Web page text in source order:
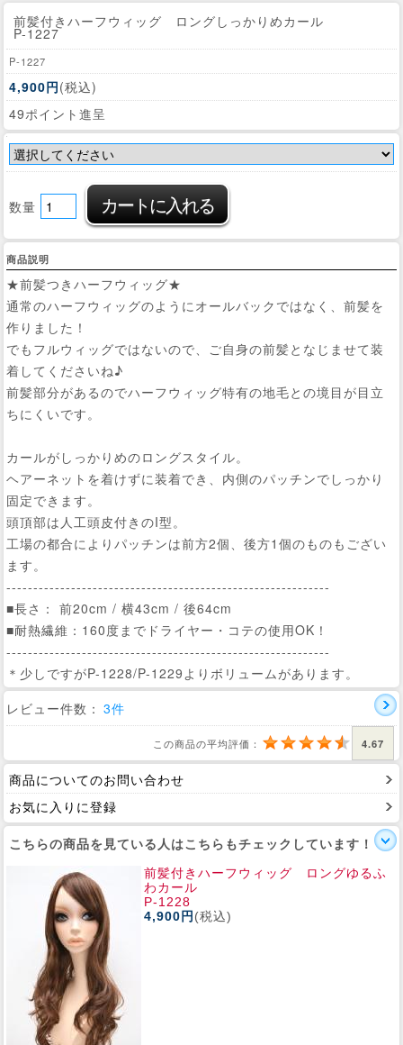
前髪付きハーフウィッグ ロングしっかりめカール
P-1227
P-1227
4,900円(税込)
49ポイント進呈
数量
商品説明
★前髪つきハーフウィッグ★
通常のハーフウィッグのようにオールバックではなく、前髪を
作りました！
でもフルウィッグではないので、ご自身の前髪となじませて装
着してくださいね♪
前髪部分があるのでハーフウィッグ特有の地毛との境目が目立
ちにくいです。
カールがしっかりめのロングスタイル。
ヘアーネットを着けずに装着でき、内側のパッチンでしっかり
固定できます。
頭頂部は人工頭皮付きのI型。
工場の都合によりパッチンは前方2個、後方1個のものもござい
ます。
------------------------------------------------------------
■長さ： 前20cm / 横43cm / 後64cm
■耐熱繊維：160度までドライヤー・コテの使用OK！
------------------------------------------------------------
＊少しですがP-1228/P-1229よりボリュームがあります。
レビュー件数： 3件
この商品の平均評価： 4.67
商品についてのお問い合わせ
お気に入りに登録
こちらの商品を見ている人はこちらもチェックしています！
前髪付きハーフウィッグ ロングゆるふ
わカール
P-1228
4,900円 (税込)